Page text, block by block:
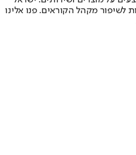
לשיפור מקהל הקוראים. פנו אלינו